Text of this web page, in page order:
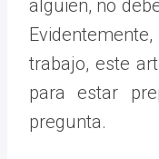
alguien, no
trabajo, este
para estar
pregunta.